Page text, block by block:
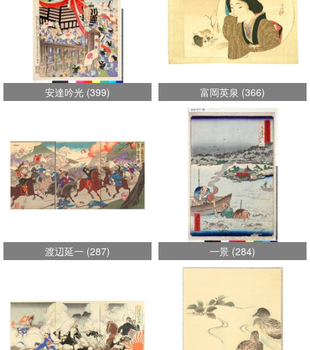
安達吟光 (399) 富岡英泉 (366)
渡辺延一 (287) 一景 (284)